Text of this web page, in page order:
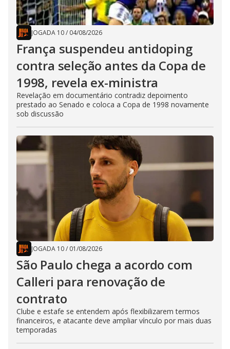
JOGADA 10/ 04/08/2026
França suspendeu antidoping
contra seleção antes da Copa de
1998, revela ex-ministra
Revelação em documentário contradiz depoimento
prestado ao Senado e coloca a Copa de 1998 novamente
sob discussão
JOGADA 10/ 01/08/2026
São Paulo chega a acordo com
Calleri para renovação de
contrato
Clube e estafe se entendem após flexibilizarem termos
financeiros, e atacante deve ampliar vínculo por mais duas
temporadas